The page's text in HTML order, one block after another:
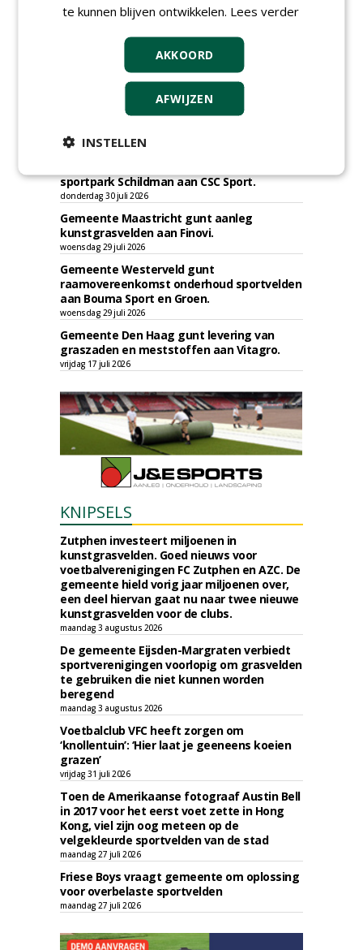
TENDERS
Gemeente Bergen gunt herinrichting
sportpark Hogedijk - VV Egmond te
vrijdag 31 juli 2026
sportpark Schildman aan CSC Sport.
donderdag 30 juli 2026
Gemeente Maastricht gunt aanleg
kunstgrasvelden aan Finovi.
woensdag 29 juli 2026
Gemeente Westerveld gunt
raamovereenkomst onderhoud sportvelden
aan Bouma Sport en Groen.
woensdag 29 juli 2026
Gemeente Den Haag gunt levering van
graszaden en meststoffen aan Vitagro.
vrijdag 17 juli 2026
KNIPSELS
Zutphen investeert miljoenen in
kunstgrasvelden. Goed nieuws voor
voetbalverenigingen FC Zutphen en AZC. De
gemeente hield vorig jaar miljoenen over,
een deel hiervan gaat nu naar twee nieuwe
kunstgrasvelden voor de clubs.
maandag 3 augustus 2026
De gemeente Eijsden-Margraten verbiedt
sportverenigingen voorlopig om grasvelden
te gebruiken die niet kunnen worden
beregend
maandag 3 augustus 2026
Voetbalclub VFC heeft zorgen om
‘knollentuin’: ‘Hier laat je geeneens koeien
grazen’
vrijdag 31 juli 2026
Toen de Amerikaanse fotograaf Austin Bell
in 2017 voor het eerst voet zette in Hong
Kong, viel zijn oog meteen op de
velgekleurde sportvelden van de stad
maandag 27 juli 2026
Friese Boys vraagt gemeente om oplossing
voor overbelaste sportvelden
maandag 27 juli 2026
te kunnen blijven ontwikkelen. Lees verder
AKKOORD
AFWIJZEN
INSTELLEN